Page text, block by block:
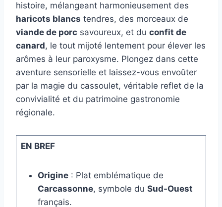
histoire, mélangeant harmonieusement des
haricots blancs tendres, des morceaux de
viande de porc savoureux, et du confit de
canard, le tout mijoté lentement pour élever les
arômes à leur paroxysme. Plongez dans cette
aventure sensorielle et laissez-vous envoûter
par la magie du cassoulet, véritable reflet de la
convivialité et du patrimoine gastronomie
régionale.
EN BREF
Origine: Plat emblématique de
Carcassonne, symbole du Sud-Ouest
français.